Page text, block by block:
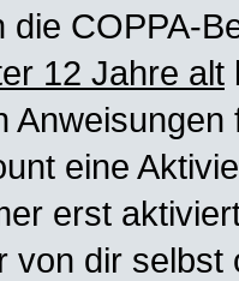
die COPPA-
12 Jahre alt
eine
erst
von dir selbst